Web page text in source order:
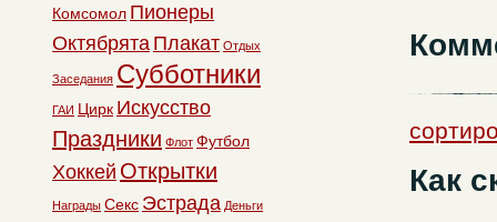
Как
Комсомол Пионеры
Октябрята Плакат Отдых
Заседания Субботники
ГАИ Цирк Искусство
Праздники Флот Футбол
Хоккей Открытки
Награды Секс Эстрада Деньги